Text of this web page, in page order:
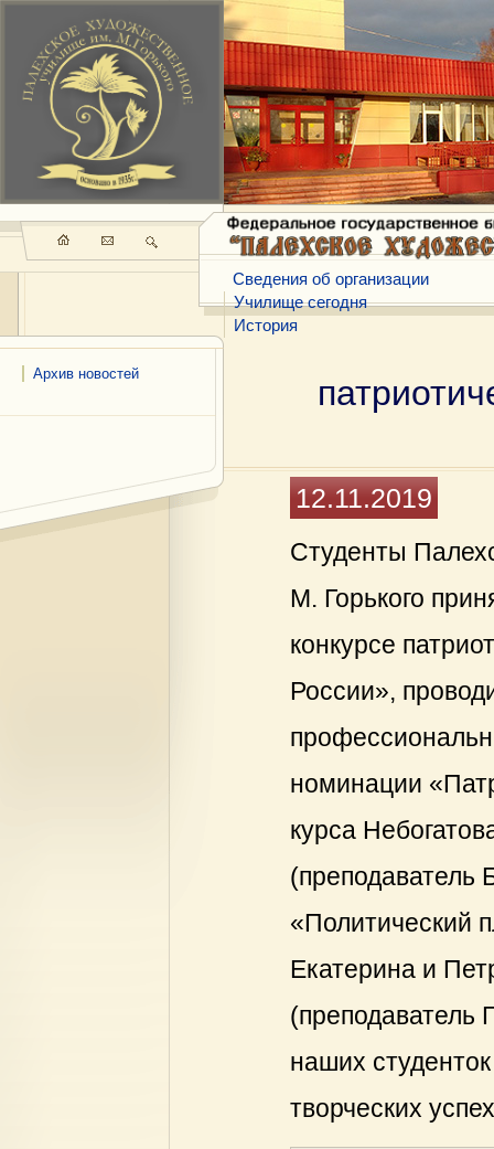
Архив новостей
Сведения об организации
Училище сегодня
История
12.11.2019
Студенты
М. Горького
конкурсе
России»,
номинации
курса
«Политический
Екатерина и
(преподаватель
наших
творческих